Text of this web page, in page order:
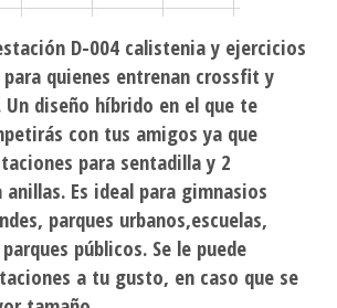
D-004 calistenia y ejercicios
quienes entrenan crossfit y
diseño híbrido en el que te
con tus amigos ya que
para sentadilla y 2
Es ideal para gimnasios
parques urbanos,escuelas,
públicos. Se le puede
a tu gusto, en caso que se